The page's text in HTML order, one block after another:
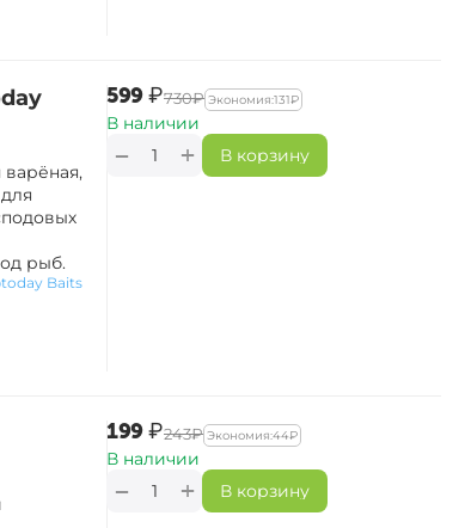
рыб.
Baits
‍599‍₽‍730‍₽ Экономия:‍131‍₽
В наличии
+
− В корзину
‍199‍₽‍243‍₽ Экономия:‍44‍₽
В наличии
+
− В корзину